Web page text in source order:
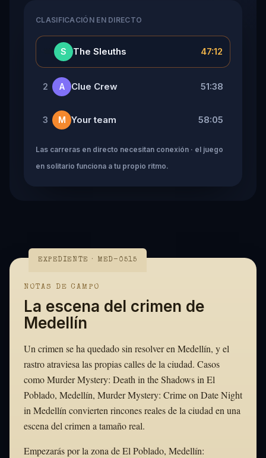
CLASIFICACIÓN EN DIRECTO
S The Sleuths 47:12
2 A Clue Crew 51:38
3 M Your team 58:05
Las carreras en directo necesitan conexión · el juego
en solitario funciona a tu propio ritmo.
EXPEDIENTE · MED-0515
NOTAS DE CAMPO
La escena del crimen de
Medellín
Un crimen se ha quedado sin resolver en Medellín, y el
rastro atraviesa las propias calles de la ciudad. Casos
como Murder Mystery: Death in the Shadows in El
Poblado, Medellín, Murder Mystery: Crime on Date Night
in Medellín convierten rincones reales de la ciudad en una
escena del crimen a tamaño real.
Empezarás por la zona de El Poblado, Medellín: